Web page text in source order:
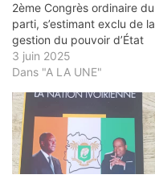
2ème Congrès ordinaire du
parti, s’estimant exclu de la
gestion du pouvoir d’État
3 juin 2025
Dans "A LA UNE"